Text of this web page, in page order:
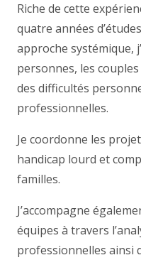
Riche de cette
quatre années
approche systémique,
personnes, les
des difficultés
professionnelles.
Je coordonne les
handicap lourd et
familles.
J’accompagne
équipes à travers
professionnelles ainsi